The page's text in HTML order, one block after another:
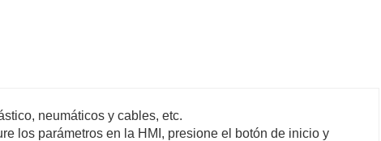
neumáticos y cables, etc.
los parámetros en la HMI, presione el botón de inicio y